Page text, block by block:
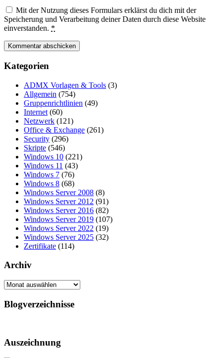
Mit der Nutzung dieses Formulars erklärst du dich mit der
Speicherung und Verarbeitung deiner Daten durch diese Website
einverstanden. *
Kategorien
ADMX Vorlagen & Tools (3)
Allgemein (754)
Gruppenrichtlinien (49)
Internet (60)
Netzwerk (121)
Office & Exchange (261)
Security (296)
Skripte (546)
Windows 10 (221)
Windows 11 (43)
Windows 7 (76)
Windows 8 (68)
Windows Server 2008 (8)
Windows Server 2012 (91)
Windows Server 2016 (82)
Windows Server 2019 (107)
Windows Server 2022 (19)
Windows Server 2025 (32)
Zertifikate (114)
Archiv
Archiv
Blogverzeichnisse
Auszeichnung